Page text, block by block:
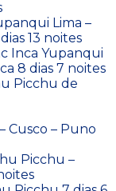
Lima –
13 noites
Inca Yupanqui
8 dias 7 noites
Picchu de
Cusco – Puno
Picchu –